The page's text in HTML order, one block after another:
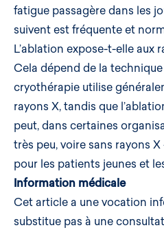
fatigue passagère dans les
suivent est fréquente et
L’ablation expose-t-elle aux
Cela dépend de la
cryothérapie utilise
rayons X, tandis que
peut, dans certaines
très peu, voire sans rayons
pour les patients jeunes et
Information médicale
Cet article a une vocation
substitue pas à une